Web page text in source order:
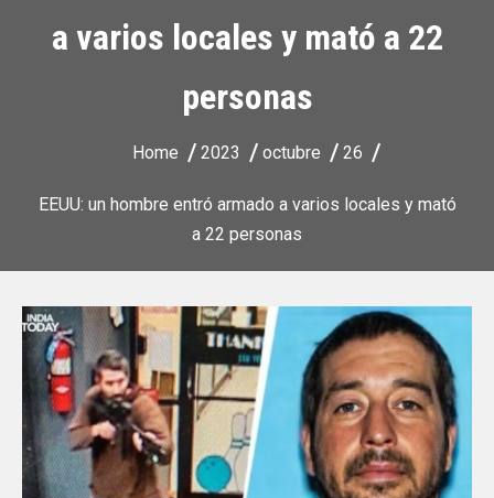
a varios locales y mató a 22
personas
Home 2023 octubre 26
EEUU: un hombre entró armado a varios locales y mató
a 22 personas